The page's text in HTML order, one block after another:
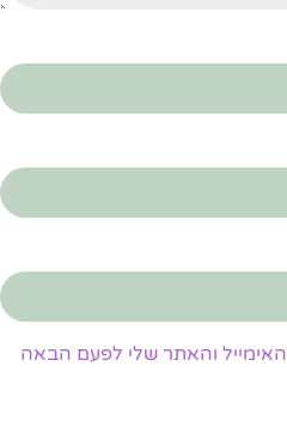
והאתר שלי לפעם הבאה